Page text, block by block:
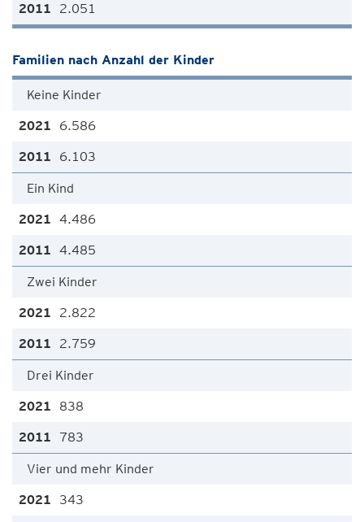
2.051
Familien nach Anzahl der Kinder
Keine Kinder
6.586
6.103
Ein Kind
4.486
4.485
Zwei Kinder
2.822
2.759
Drei Kinder
838
783
Vier und mehr Kinder
343